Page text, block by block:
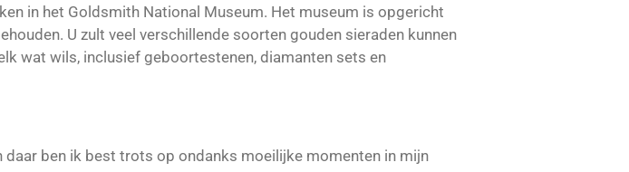
in het Goldsmith National Museum. Het museum is opgericht
U zult veel verschillende soorten gouden sieraden kunnen
wat wils, inclusief geboortestenen, diamanten sets en
ben ik best trots op ondanks moeilijke momenten in mijn